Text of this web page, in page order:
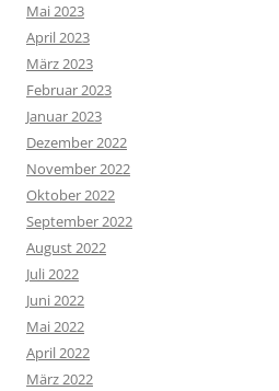
Mai 2023
April 2023
März 2023
Februar 2023
Januar 2023
Dezember 2022
November 2022
Oktober 2022
September 2022
August 2022
Juli 2022
Juni 2022
Mai 2022
April 2022
März 2022